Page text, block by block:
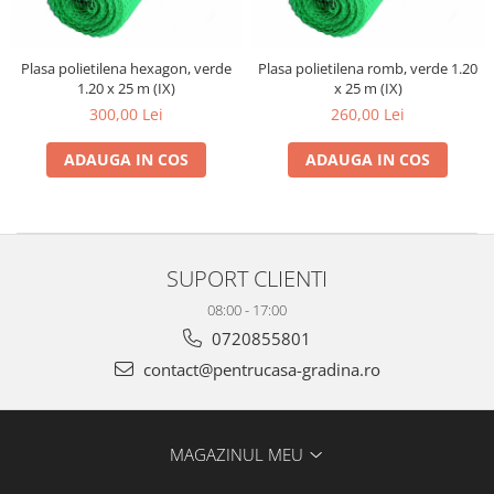
gard viu
Cosuri Pentru Gunoi
Butoaie pentru vin
Fose Septice
Utilaje agricole
Motosape
Chiuvete Baie si Bucatarie
Plasa polietilena hexagon, verde
1.20 x 25 m (IX)
300,00 Lei
ADAUGA IN COS
Plasa polietilena romb, verde 1.20
x 25 m (IX)
260,00 Lei
ADAUGA IN COS
SUPORT CLIENTI
08:00 - 17:00
0720855801
contact@pentrucasa-gradina.ro
MAGAZINUL MEU